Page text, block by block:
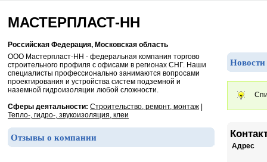
МАСТЕРПЛАСТ-НН
Российская Федерация, Московская область
ООО Мастерпласт-НН - федеральная компания торгово
строительного профиля с офисами в регионах СНГ. Наши
специалисты профессионально занимаются вопросами
проектирования и устройства систем подземной и
наземной гидроизоляции любой сложности.
Сферы деятальности: Строительство, ремонт, монтаж
Тепло-, гидро-, звукоизоляция, клеи
Отзывы о компании
Адрес